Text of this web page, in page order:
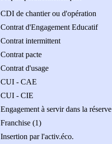
CDI de chantier ou d'opération
Contrat d'Engagement Educatif
Contrat intermittent
Contrat pacte
Contrat d'usage
CUI - CAE
CUI - CIE
Engagement à servir dans la réserve
Franchise (1)
Insertion par l'activ.éco.